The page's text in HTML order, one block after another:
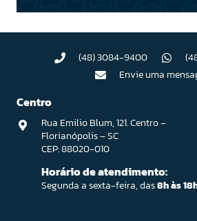
(48) 3084-9400
Envie uma
Centro
Rua Emilio Blum, 121. Centro –
Florianópolis – SC
CEP: 88020-010
Horário de atendimento:
Segunda a sexta-feira, das8h às